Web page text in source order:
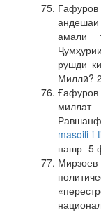
амалӣ
рушди
Миллӣ?
masoili-
нашр -5